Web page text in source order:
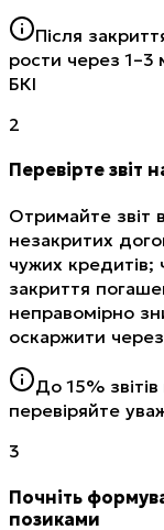
Після
рости через 1–3
БКІ
2
Перевірте звіт
Отримайте звіт
незакритих
чужих кредитів;
закриття
неправомірно
оскаржити
До 15%
перевіряйте
3
Почніть
позиками